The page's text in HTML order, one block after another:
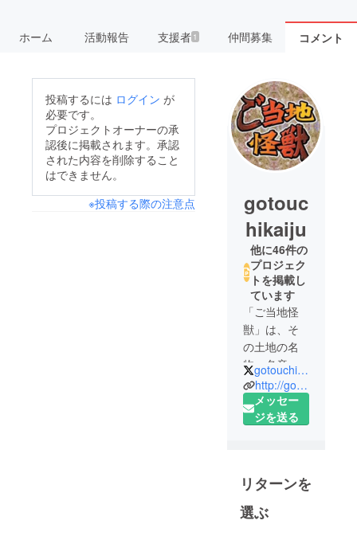
ホーム 活動報告 支援者 1 仲間募集 コメント
投稿するには ログイン が
必要です。
プロジェクトオーナーの承
認後に掲載されます。承認
された内容を削除すること
はできません。
※投稿する際の注意点
gotouc
hikaiju
他に46件の
プロジェク
トを掲載し
ています
「ご当地怪
獣」は、そ
の土地の名
物・名産と
いったもの
の形状や特
色を反映し
地域の文
化・歴史・
習慣といっ
gotouchikaiju
http://gotouchikaiju.com/
メッセー
ジを送る
リターンを
選ぶ